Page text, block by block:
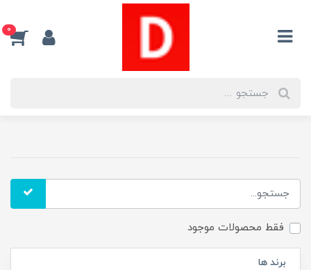
0
فقط محصولات موجود
برند ها